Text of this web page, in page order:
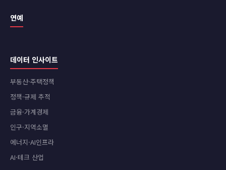
연예
데이터 인사이트
부동산·주택정책
정책·규제 추적
금융·가계경제
인구·지역소멸
에너지·AI인프라
AI·테크 산업